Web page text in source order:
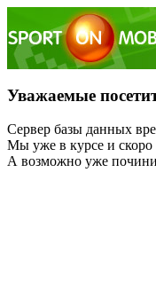
Уважаемые
Сервер базы данных
Мы уже в курсе и скоро
А возможно уже